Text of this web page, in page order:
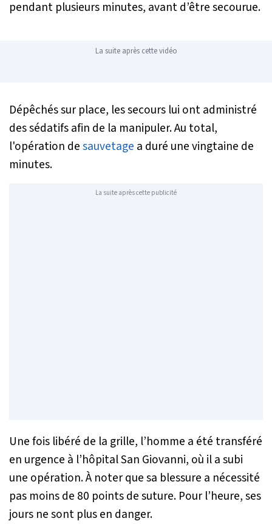
pendant plusieurs minutes, avant d’être secourue.
La suite après cette vidéo
Dépêchés sur place, les secours lui ont administré
des sédatifs afin de la manipuler. Au total,
l'opération desauvetage a duré une vingtaine de
minutes.
La suite après cette publicité
Une fois libéré de la grille, l’homme a été transféré
en urgence à l’hôpital San Giovanni, où il a subi
une opération. À noter que sa blessure a nécessité
pas moins de 80 points de suture. Pour l’heure, ses
jours ne sont plus en danger.